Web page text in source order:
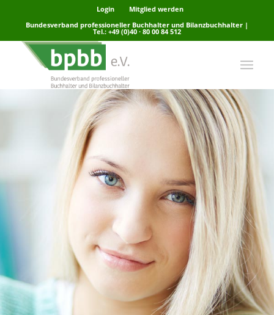
Login
Mitglied werden
Bundesverband professioneller Buchhalter und Bilanzbuchhalter |
Tel.: +49 (0)40 · 80 00 84 512